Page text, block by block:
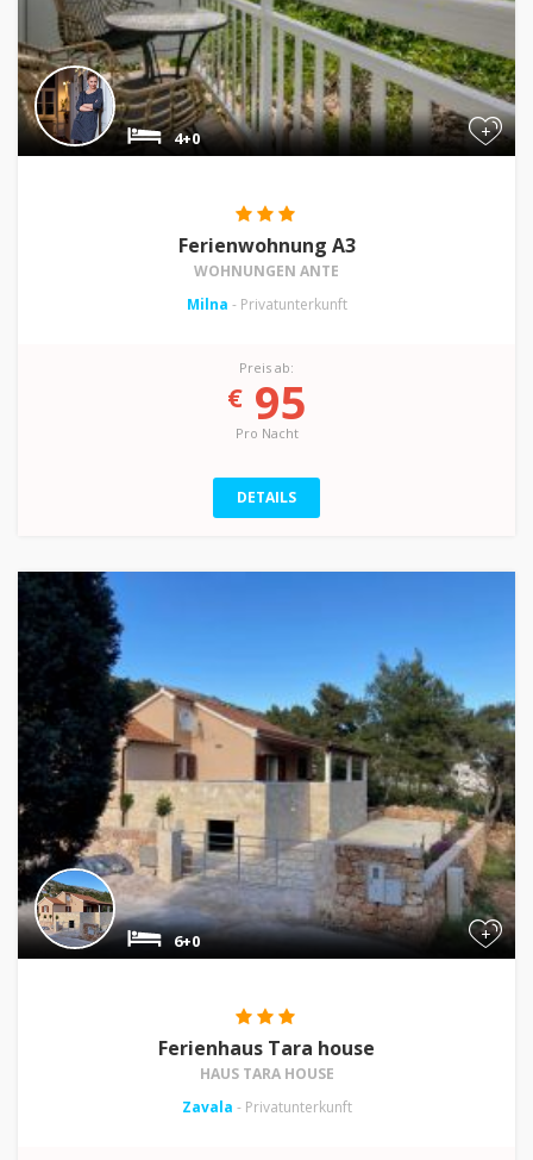
+
4+0
Ferienwohnung A3
WOHNUNGEN ANTE
Milna - Privatunterkunft
Preis ab:
€95
Pro Nacht
DETAILS
+
6+0
Ferienhaus Tara house
HAUS TARA HOUSE
Zavala - Privatunterkunft